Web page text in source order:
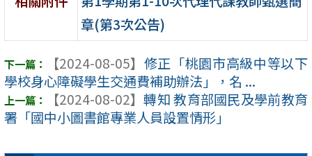
章(第3次公告)
【2024-08-05】 修正「桃園市高級中等以下
學校身心障礙學生交通費補助辦法」，名 ...
【2024-08-02】 轉知 教育部國民及學前教育
署「國中小圖書館專業人員設置情形」